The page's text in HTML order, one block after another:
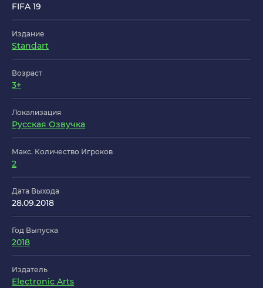
FIFA 19
Издание
Standart
Возраст
3+
Локализация
Русская Озвучка
Макс. Количество Игроков
2
Дата Выхода
28.09.2018
Год Выпуска
2018
Издатель
Electronic Arts